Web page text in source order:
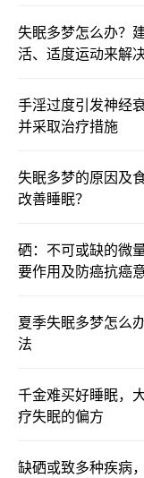
失眠多梦怎么办？
活、适度运动来解
手淫过度引发神经
并采取治疗措施
失眠多梦的原因及
改善睡眠？
硒：不可或缺的微
要作用及防癌抗癌
夏季失眠多梦怎么
法
千金难买好睡眠，
疗失眠的偏方
缺硒或致多种疾病